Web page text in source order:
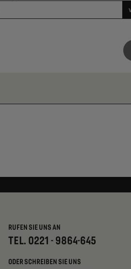
RUFEN SIE UNS AN
TEL. 0221 - 9864-645
ODER SCHREIBEN SIE UNS